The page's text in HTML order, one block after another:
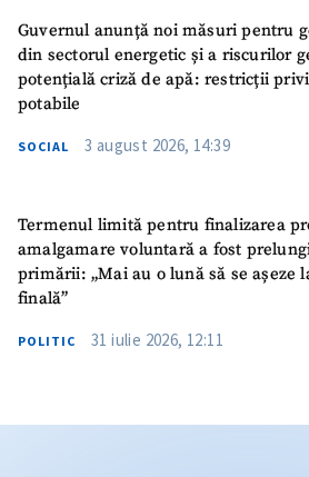
Guvernul anunță noi măsuri pentru
din sectorul energetic și a riscurilor
potențială criză de apă: restricții
potabile
SOCIAL 3 august 2026, 14:39
Termenul limită pentru finalizarea
amalgamare voluntară a fost
primării: „Mai au o lună să se așeze
finală”
POLITIC 31 iulie 2026, 12:11